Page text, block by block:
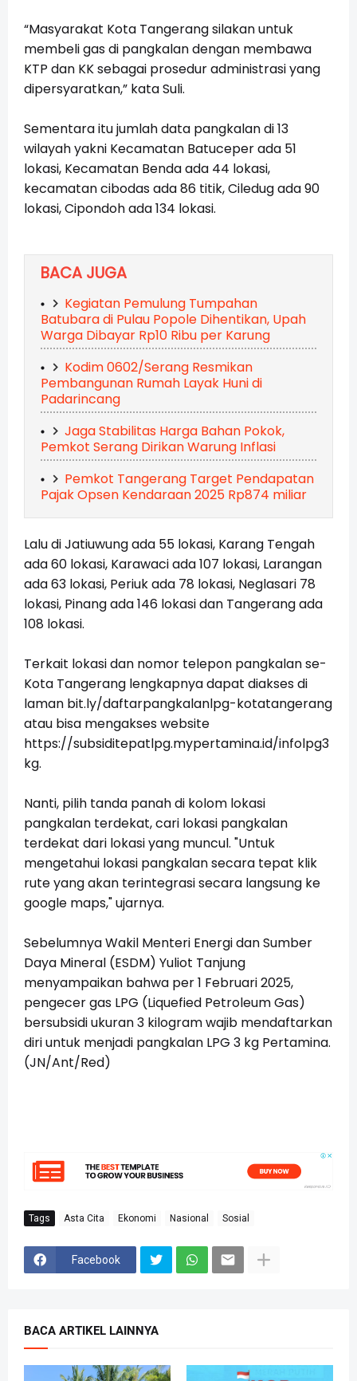
“Masyarakat Kota Tangerang silakan untuk
membeli gas di pangkalan dengan membawa
KTP dan KK sebagai prosedur administrasi yang
dipersyaratkan,” kata Suli.
Sementara itu jumlah data pangkalan di 13
wilayah yakni Kecamatan Batuceper ada 51
lokasi, Kecamatan Benda ada 44 lokasi,
kecamatan cibodas ada 86 titik, Ciledug ada 90
lokasi, Cipondoh ada 134 lokasi.
BACA JUGA
Kegiatan Pemulung Tumpahan
Batubara di Pulau Popole Dihentikan, Upah
Warga Dibayar Rp10 Ribu per Karung
Kodim 0602/Serang Resmikan
Pembangunan Rumah Layak Huni di
Padarincang
Jaga Stabilitas Harga Bahan Pokok,
Pemkot Serang Dirikan Warung Inflasi
Pemkot Tangerang Target Pendapatan
Pajak Opsen Kendaraan 2025 Rp874 miliar
Lalu di Jatiuwung ada 55 lokasi, Karang Tengah
ada 60 lokasi, Karawaci ada 107 lokasi, Larangan
ada 63 lokasi, Periuk ada 78 lokasi, Neglasari 78
lokasi, Pinang ada 146 lokasi dan Tangerang ada
108 lokasi.
Terkait lokasi dan nomor telepon pangkalan se-
Kota Tangerang lengkapnya dapat diakses di
laman bit.ly/daftarpangkalanlpg-kotatangerang
atau bisa mengakses website
https://subsiditepatlpg.mypertamina.id/infolpg3
kg.
Nanti, pilih tanda panah di kolom lokasi
pangkalan terdekat, cari lokasi pangkalan
terdekat dari lokasi yang muncul. "Untuk
mengetahui lokasi pangkalan secara tepat klik
rute yang akan terintegrasi secara langsung ke
google maps," ujarnya.
Sebelumnya Wakil Menteri Energi dan Sumber
Daya Mineral (ESDM) Yuliot Tanjung
menyampaikan bahwa per 1 Februari 2025,
pengecer gas LPG (Liquefied Petroleum Gas)
bersubsidi ukuran 3 kilogram wajib mendaftarkan
diri untuk menjadi pangkalan LPG 3 kg Pertamina.
(JN/Ant/Red)
Tags Asta Cita Ekonomi Nasional Sosial
Facebook
BACA ARTIKEL LAINNYA